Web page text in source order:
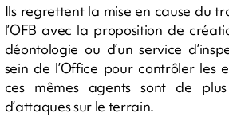
Ils regrettent la mise en cause du
l’OFB avec la proposition de
déontologie ou d’un service
sein de l’Office pour contrôler les
ces mêmes agents sont de
d’attaques sur le terrain.